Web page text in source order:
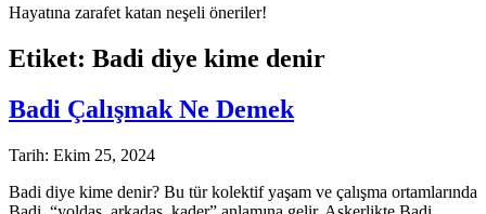
Hayatına zarafet katan neşeli öneriler!
Etiket: Badi diye kime denir
Badi Çalışmak Ne Demek
Tarih: Ekim 25, 2024
Badi diye kime denir? Bu tür kolektif yaşam ve çalışma ortamlarında